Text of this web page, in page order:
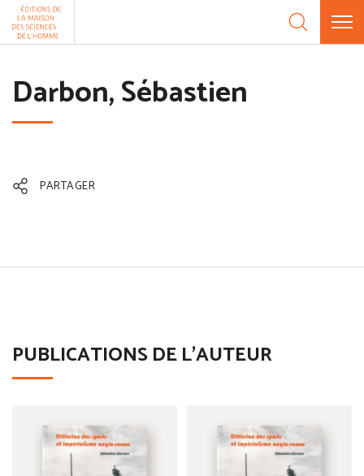
Aller au contenu
Darbon, Sébastien
PARTAGER
PUBLICATIONS DE L'AUTEUR
Panneau de gestion des cookies